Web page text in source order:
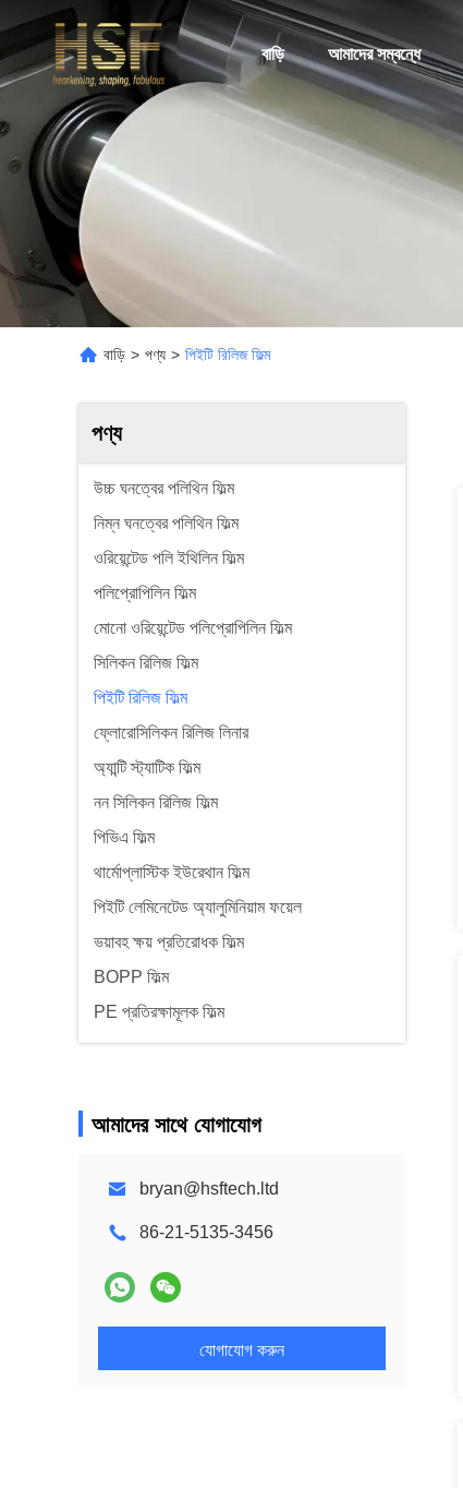
বাড়ি আমাদের সম্বন্ধে
বাড়ি > পণ্য > পিইটি রিলিজ ফিল্ম
পণ্য
উচ্চ ঘনত্বের পলিথিন ফিল্ম
নিম্ন ঘনত্বের পলিথিন ফিল্ম
ওরিয়েন্টেড পলি ইথিলিন ফিল্ম
পলিপ্রোপিলিন ফিল্ম
মোনো ওরিয়েন্টেড পলিপ্রোপিলিন ফিল্ম
সিলিকন রিলিজ ফিল্ম
পিইটি রিলিজ ফিল্ম
ফ্লোরোসিলিকন রিলিজ লিনার
অ্যান্টি স্ট্যাটিক ফিল্ম
নন সিলিকন রিলিজ ফিল্ম
পিভিএ ফিল্ম
থার্মোপ্লাস্টিক ইউরেথান ফিল্ম
পিইটি লেমিনেটেড অ্যালুমিনিয়াম ফয়েল
ভয়াবহ ক্ষয় প্রতিরোধক ফিল্ম
BOPP ফিল্ম
PE প্রতিরক্ষামূলক ফিল্ম
আমাদের সাথে যোগাযোগ
bryan@hsftech.ltd
86-21-5135-3456
যোগাযোগ করুন